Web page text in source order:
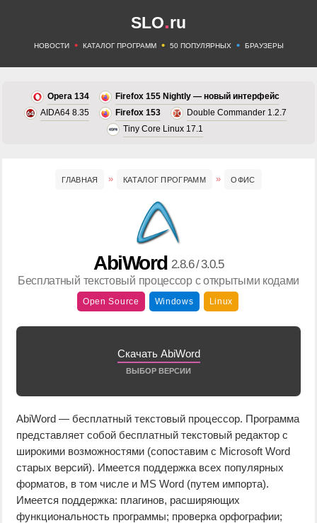
SLO.ru
НОВОСТИ • КАТАЛОГ ПРОГРАММ • 50 ПОПУЛЯРНЫХ • БРАУЗЕРЫ
Opera 134
Firefox 155 Nightly — новый интерфейс
AIDA64 8.35
Firefox 153
Double Commander 1.2.7
Tiny Core Linux 17.1
ГЛАВНАЯ КАТАЛОГ ПРОГРАММ ОФИС
AbiWord 2.8.6 / 3.0.5
Бесплатный текстовый процессор с открытыми кодами
Open Source Windows Linux
Скачать AbiWord
ВЫБОР ВЕРСИИ
AbiWord — бесплатный текстовый процессор. Программа
представляет собой бесплатный текстовый редактор с
широкими возможностями (сопоставим с Microsoft Word
старых версий). Имеется поддержка всех популярных
форматов, в том числе и MS Word (путем импорта).
Имеется поддержка: плагинов, расширяющих
функциональность программы; проверка орфографии;